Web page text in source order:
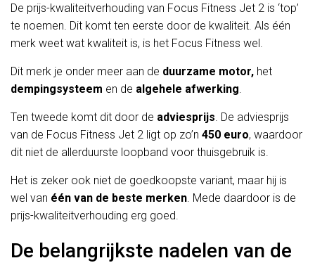
De prijs-kwaliteitverhouding van Focus Fitness Jet 2 is ‘top’
te noemen. Dit komt ten eerste door de kwaliteit. Als één
merk weet wat kwaliteit is, is het Focus Fitness wel.
Dit merk je onder meer aan de duurzame motor, het
dempingsysteem en de algehele afwerking.
Ten tweede komt dit door de adviesprijs. De adviesprijs
van de Focus Fitness Jet 2 ligt op zo’n 450 euro, waardoor
dit niet de allerduurste loopband voor thuisgebruik is.
Het is zeker ook niet de goedkoopste variant, maar hij is
wel van één van de beste merken. Mede daardoor is de
prijs-kwaliteitverhouding erg goed.
De belangrijkste nadelen van de